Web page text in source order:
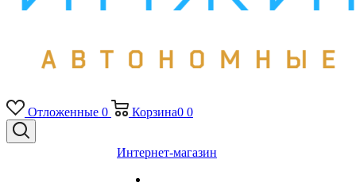
Отложенные 0 Корзина0 0
Интернет-магазин